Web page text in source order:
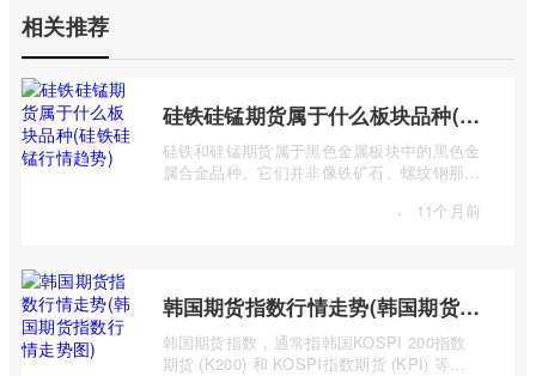
相关推荐
硅铁硅锰期货属于什么板块品种(硅铁硅锰行情趋势)
硅铁和硅锰期货属于黑色金属板块中的黑色金
属合金品种。它们并非像铁矿石、螺纹钢那样
· 11个月前
韩国期货指数行情走势(韩国期货指数行情走势图)
韩国期货指数，通常指韩国KOSPI 200指数
期货 (K200) 和 KOSPI指数期货 (KPI) 等主